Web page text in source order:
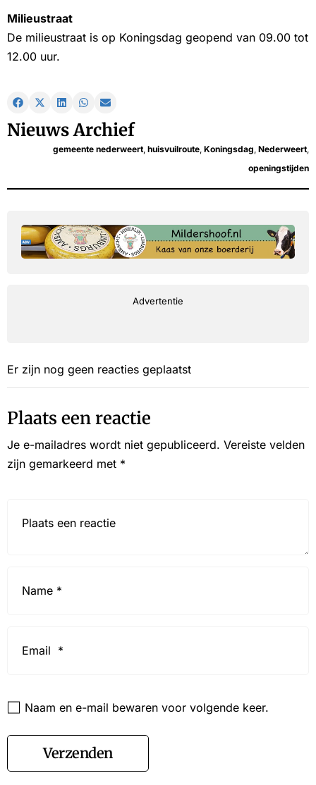
Milieustraat
De milieustraat is op Koningsdag geopend van 09.00 tot
12.00 uur.
Nieuws Archief
gemeente nederweert huisvuilroute Koningsdag Nederweert
openingstijden
Advertentie
Er zijn nog geen reacties geplaatst
Plaats een reactie
Je e-mailadres wordt niet gepubliceerd. Vereiste velden
zijn gemarkeerd met *
Naam en e-mail bewaren voor volgende keer.
Verzenden